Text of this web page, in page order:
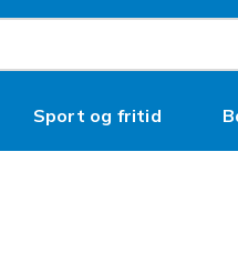
Sport og fritid